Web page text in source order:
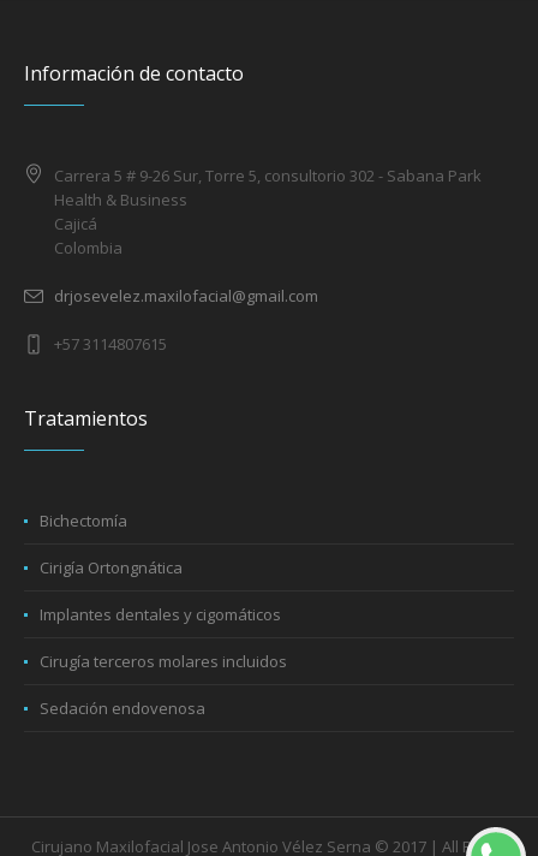
Información de contacto
Carrera 5 # 9-26 Sur, Torre 5, consultorio 302 - Sabana Park
Health & Business
Cajicá
Colombia
drjosevelez.maxilofacial@gmail.com
+57 3114807615
Tratamientos
Bichectomía
Cirigía Ortongnática
Implantes dentales y cigomáticos
Cirugía terceros molares incluidos
Sedación endovenosa
Cirujano Maxilofacial Jose Antonio Vélez Serna © 2017 | All Rights